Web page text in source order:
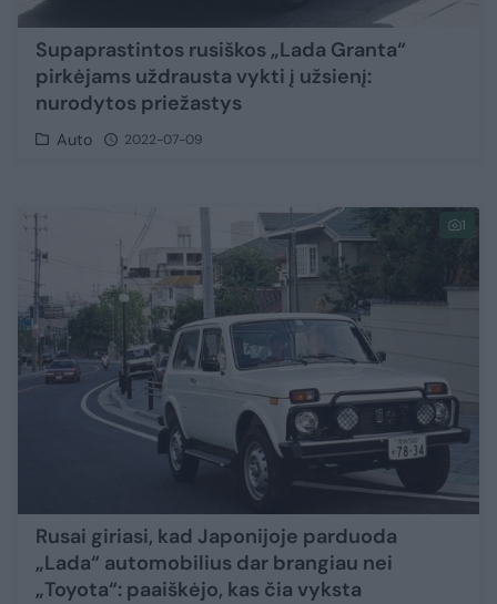
Supaprastintos rusiškos „Lada Granta“
pirkėjams uždrausta vykti į užsienį:
nurodytos priežastys
Auto 2022-07-09
1
Rusai giriasi, kad Japonijoje parduoda
„Lada“ automobilius dar brangiau nei
„Toyota“: paaiškėjo, kas čia vyksta